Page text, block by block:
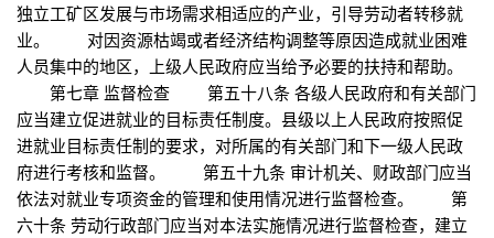
独立工矿区发展与市场需求相适应的产业，引导劳动者转移就
业。 对因资源枯竭或者经济结构调整等原因造成就业困难
人员集中的地区，上级人民政府应当给予必要的扶持和帮助。
第七章 监督检查 第五十八条 各级人民政府和有关部门
应当建立促进就业的目标责任制度。县级以上人民政府按照促
进就业目标责任制的要求，对所属的有关部门和下一级人民政
府进行考核和监督。 第五十九条 审计机关、财政部门应当
依法对就业专项资金的管理和使用情况进行监督检查。 第
六十条 劳动行政部门应当对本法实施情况进行监督检查，建立